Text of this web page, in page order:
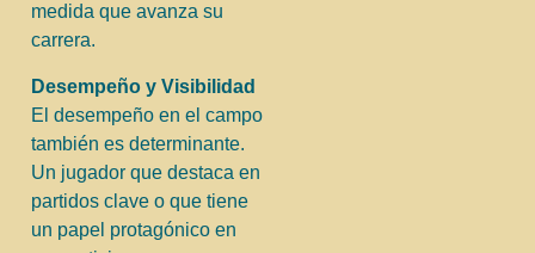
medida que avanza su
carrera.
Desempeño y Visibilidad
El desempeño en el campo
también es determinante.
Un jugador que destaca en
partidos clave o que tiene
un papel protagónico en